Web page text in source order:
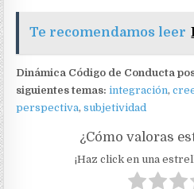
Te recomendamos leer
Dinámica Código de Conducta
siguientes temas: integración,
perspectiva,subjetividad
¿Cómo valoras
¡Haz click en una